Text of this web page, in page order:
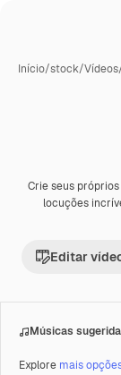
Início/stock/Vídeos
Premium
Crie seus
locuções
Editar
Músicas
Explore mais